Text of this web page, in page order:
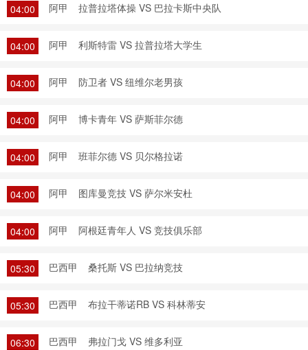
04:00 阿甲 拉普拉塔体操 VS 巴拉卡斯中央队
04:00 阿甲 利斯特雷 VS 拉普拉塔大学生
04:00 阿甲 防卫者 VS 纽维尔老男孩
04:00 阿甲 博卡青年 VS 萨斯菲尔德
04:00 阿甲 班菲尔德 VS 贝尔格拉诺
04:00 阿甲 图库曼竞技 VS 萨尔米安杜
04:00 阿甲 阿根廷青年人 VS 竞技俱乐部
05:30 巴西甲 桑托斯 VS 巴拉纳竞技
05:30 巴西甲 布拉干蒂诺RB VS 科林蒂安
06:30 巴西甲 弗拉门戈 VS 维多利亚